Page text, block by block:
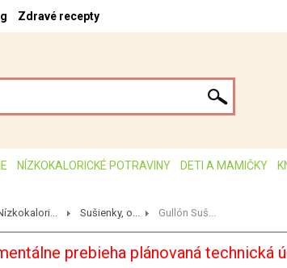
Zdravé recepty
NÍZKOKALORICKÉ POTRAVINY DETI A MAMIČKY
Sušienky, o... Gullón Suš...
prebieha plánovaná technická